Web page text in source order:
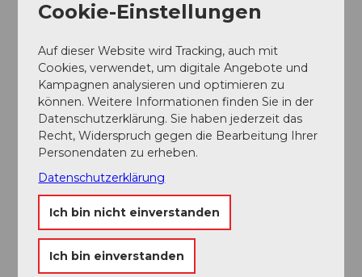
In der Nähe
Veranstaltung
Veranstaltungsort
UNESCO Biosphäre Entlebuch -
Biosphärenzentrum
Cookie-Einstellungen
Auf dieser Website wird Tracking, auch mit
Cookies, verwendet, um digitale Angebote und
Kampagnen analysieren und optimieren zu
können. Weitere Informationen finden Sie in der
Datenschutzerklärung. Sie haben jederzeit das
Recht, Widerspruch gegen die Bearbeitung Ihrer
Personendaten zu erheben.
Datenschutzerklärung
Ich bin nicht einverstanden
Ich bin einverstanden